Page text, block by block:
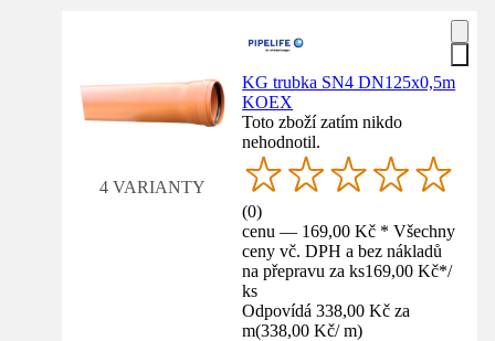
4 VARIANTY
KG trubka SN4 DN125x0,5m
KOEX
Toto zboží zatím nikdo
nehodnotil.
(0)
cenu — 169,00 Kč * Všechny
ceny vč. DPH a bez nákladů
na přepravu za ks169,00 Kč*/
ks
Odpovídá 338,00 Kč za
m(338,00 Kč/ m)